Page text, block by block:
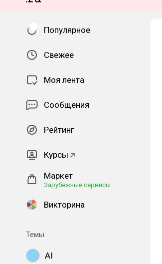
Популярное
Свежее
Моя лента
Сообщения
Рейтинг
Курсы
Маркет
Зарубежные сервисы
Викторина
Темы
AI